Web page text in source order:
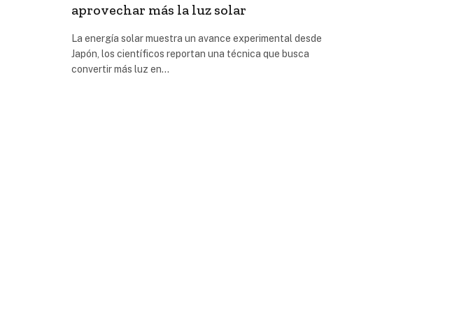
aprovechar más la luz solar
La energía solar muestra un avance experimental desde
Japón, los científicos reportan una técnica que busca
convertir más luz en…